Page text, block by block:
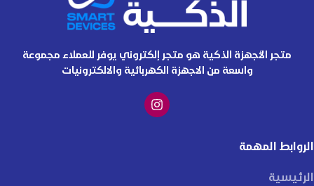
متجر الأجهزة الذكية هو متجر إلكتروني يوفر للعملاء مجموعة
واسعة من الاجهزة الكهربائية والالكترونيات
الروابط المهمة
الرئيسية